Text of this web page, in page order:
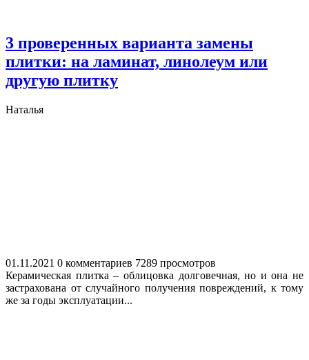
3 проверенных варианта замены
плитки: на ламинат, линолеум или
другую плитку
Наталья
01.11.2021 0 комментариев 7289 просмотров
Керамическая плитка – облицовка долговечная, но и она не
застрахована от случайного получения повреждений, к тому
же за годы эксплуатации...